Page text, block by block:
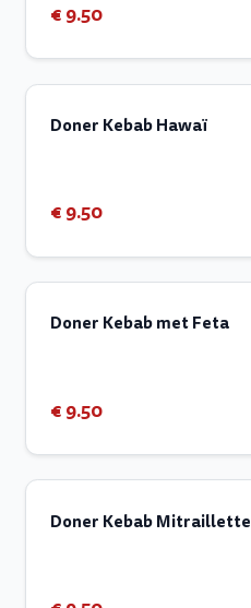
€ 9.50
Doner Kebab Hawaï
€ 9.50
Doner Kebab met Feta
€ 9.50
Doner Kebab Mitraillette